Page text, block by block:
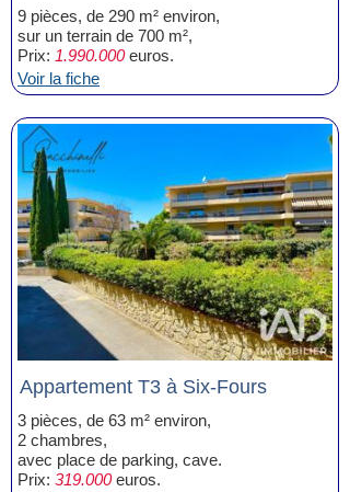
9 pièces, de 290 m² environ,
sur un terrain de 700 m²,
Prix: 1.990.000euros.
Voir la fiche
Appartement T3 à Six-Fours
3 pièces, de 63 m² environ,
2 chambres,
avec place de parking, cave.
Prix: 319.000euros.